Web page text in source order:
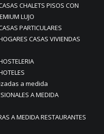
CHALETS PISOS CON
LUJO
PARTICULARES
CASAS VIVIENDAS
a medida
A MEDIDA
A MEDIDA RESTAURANTES